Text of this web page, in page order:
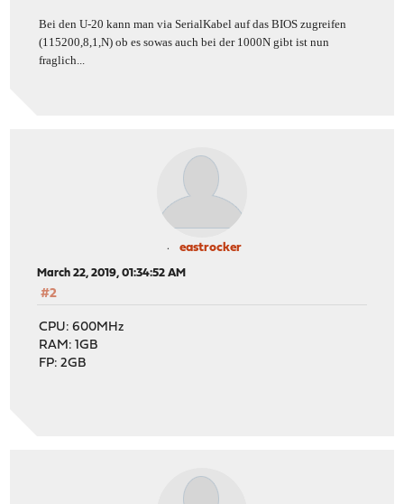
Bei den U-20 kann man via SerialKabel auf das BIOS zugreifen
(115200,8,1,N) ob es sowas auch bei der 1000N gibt ist nun
fraglich...
eastrocker
March 22, 2019, 01:34:52 AM
#2
CPU: 600MHz
RAM: 1GB
FP: 2GB